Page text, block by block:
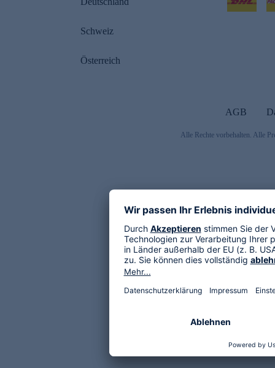
Schweiz
Österreich
AGB
Alle Rechte vorbehalten. Alle